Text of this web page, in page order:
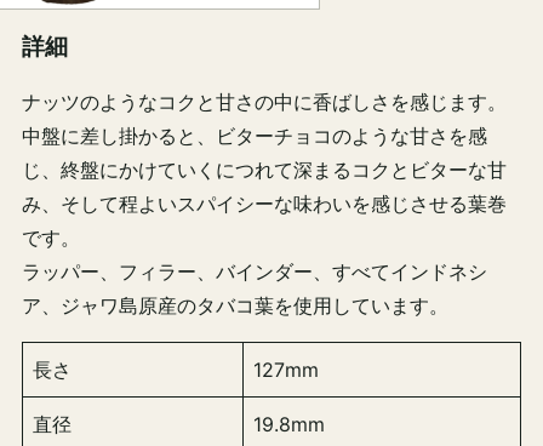
詳細
ナッツのようなコクと甘さの中に香ばしさを感じます。
中盤に差し掛かると、ビターチョコのような甘さを感
じ、終盤にかけていくにつれて深まるコクとビターな甘
み、そして程よいスパイシーな味わいを感じさせる葉巻
です。
ラッパー、フィラー、バインダー、すべてインドネシ
ア、ジャワ島原産のタバコ葉を使用しています。
長さ 127mm
直径 19.8mm